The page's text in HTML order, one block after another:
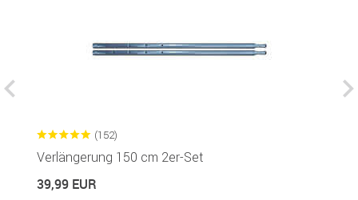
(152)
Verlängerung 150 cm 2er-Set
39,99 EUR